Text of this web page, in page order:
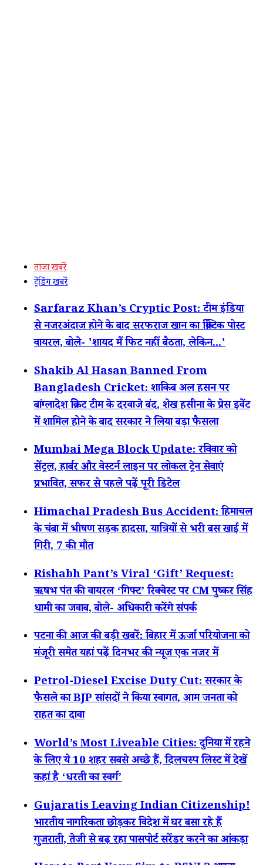
ताजा खबरें
ट्रेंडिंग खबरें
Sarfaraz Khan’s Cryptic Post: टीम इंडिया
से नजरअंदाज होने के बाद सरफराज खान का क्रिप्टिक पोस्ट
वायरल, बोले- 'शायद मैं फिट नहीं बैठता, लेकिन...'
Shakib Al Hasan Banned From
Bangladesh Cricket: शाकिब अल हसन पर
बांग्लादेश क्रिकेट टीम के दरवाजे बंद, शेख हसीना के प्रेस इवेंट
में शामिल होने के बाद सरकार ने लिया बड़ा फैसला
Mumbai Mega Block Update: रविवार को
सेंट्रल, हार्बर और वेस्टर्न लाइन पर लोकल ट्रेन सेवाएं
प्रभावित, सफर से पहले पढ़ें पूरी डिटेल
Himachal Pradesh Bus Accident: हिमाचल
के चंबा में भीषण सड़क हादसा, यात्रियों से भरी बस खाई में
गिरी, 7 की मौत
Rishabh Pant’s Viral ‘Gift’ Request:
ऋषभ पंत की वायरल ‘गिफ्ट’ रिक्वेस्ट पर CM पुष्कर सिंह
धामी का जवाब, बोले- अधिकारी करेंगे संपर्क
पटना की आज की बड़ी खबरें: बिहार में ऊर्जा परियोजना को
मंजूरी समेत यहां पढ़ें दिनभर की न्यूज एक नजर में
Petrol-Diesel Excise Duty Cut: सरकार के
फैसले का BJP सांसदों ने किया स्वागत, आम जनता को
राहत का दावा
World’s Most Liveable Cities: दुनिया में रहने
के लिए ये 10 शहर सबसे अच्छे हैं, दिलचस्प लिस्ट में देखें
कहां है ‘धरती का स्वर्ग’
Gujaratis Leaving Indian Citizenship!
भारतीय नागरिकता छोड़कर विदेश में घर बसा रहे हैं
गुजराती, तेजी से बढ़ रहा पासपोर्ट सरेंडर करने का आंकड़ा